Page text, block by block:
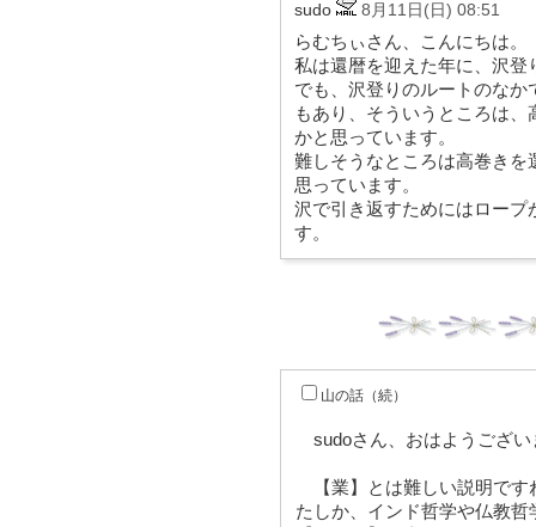
sudo 8月11日(日) 08:51
らむちぃさん、こんにちは。
私は還暦を迎えた年に、沢
でも、沢登りのルートのな
もあり、そういうところは
かと思っています。
難しそうなところは高巻き
思っています。
沢で引き返すためにはロー
す。
山の話（続）
sudoさん、おはようござい
【業】とは難しい説明です
たしか、インド哲学や仏教哲